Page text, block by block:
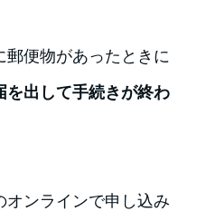
便物があったときに
を出して手続きが終わ
オンラインで申し込み